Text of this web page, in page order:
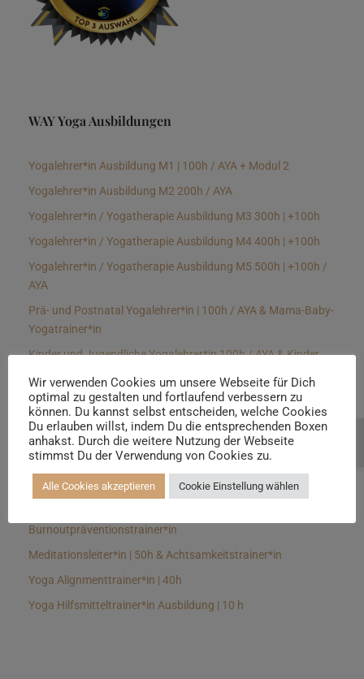
WAY Yoga Ausbildungen
Yogalehrer*in Ausbildung M1 | 100h / AYA + Modul 2
Yogalehrer*in Ausbildung M2 200h / AYA
Yogalehrer*in / Yogatherapie Ausbildung M3 300h | +100h
Yogalehrer*in / Yogatherapie Ausbildung M4 400h | +100h
Yogalehrer*in / Yogatherapie Ausbildung M5 500h | +100h /
AYA
Prä- und Postnatal Yogalehrer*in | 100h / AYA & Mama-Baby-
Yogatrainer*in
Kinder und Jugendliche Yogalehrer*in 100h / AYA & Kinder
Yin Yogalehrer*in | 100 h & Faszientrainer*in
Hormon Yogalehrer*in / Yogatherapeut*in &
Stressmanagementtrainer*in | 70h
Longevitytrainer*in
Burnoutpräventionstrainer*in
Meditationsleiter*in | 50h & Achtsamkeitstrainer*in
Yoga Alignmenttrainer*in | 40h
Yoga Hilfsmitteltrainer*in Ausbildung | 10 h
Wir verwenden Cookies um unsere Webseite für Dich
optimal zu gestalten und fortlaufend verbessern zu
können. Du kannst selbst entscheiden, welche Cookies
Du erlauben willst, indem Du die entsprechenden Boxen
anhakst. Durch die weitere Nutzung der Webseite
stimmst Du der Verwendung von Cookies zu.
Alle Cookies akzeptieren Cookie Einstellung wählen
Beratung buchen